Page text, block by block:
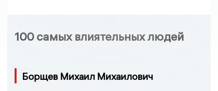
100 самых влиятельных людей
Борщев Михаил Михаилович